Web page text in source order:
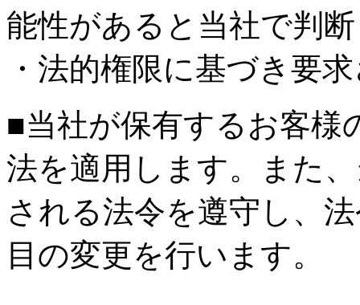
能性があると当社で判
・法的権限に基づき要
■当社が保有するお客様
法を適用します。また
される法令を遵守し、
目の変更を行います。